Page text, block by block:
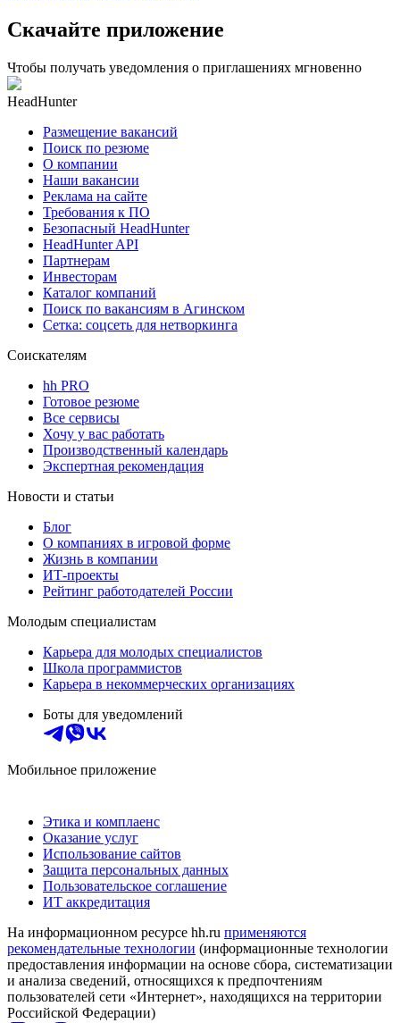
Скачайте приложение
Чтобы получать уведомления о приглашениях мгновенно
HeadHunter
Размещение вакансий
Поиск по резюме
О компании
Наши вакансии
Реклама на сайте
Требования к ПО
Безопасный HeadHunter
HeadHunter API
Партнерам
Инвесторам
Каталог компаний
Поиск по вакансиям в Агинском
Сетка: соцсеть для нетворкинга
Соискателям
hh PRO
Готовое резюме
Все сервисы
Хочу у вас работать
Производственный календарь
Экспертная рекомендация
Новости и статьи
Блог
О компаниях в игровой форме
Жизнь в компании
ИТ-проекты
Рейтинг работодателей России
Молодым специалистам
Карьера для молодых специалистов
Школа программистов
Карьера в некоммерческих организациях
Боты для уведомлений
Мобильное приложение
Этика и комплаенс
Оказание услуг
Использование сайтов
Защита персональных данных
Пользовательское соглашение
ИТ аккредитация
На информационном ресурсе hh.ru применяются
рекомендательные технологии (информационные технологии
предоставления информации на основе сбора, систематизации
и анализа сведений, относящихся к предпочтениям
пользователей сети «Интернет», находящихся на территории
Российской Федерации)